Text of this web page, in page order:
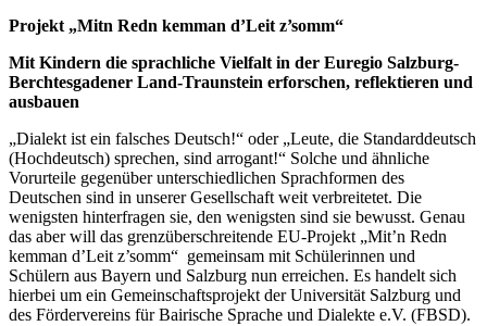
Projekt „Mitn Redn kemman d’Leit z’somm“
Mit Kindern die sprachliche Vielfalt in der Euregio Salzburg-
Berchtesgadener Land-Traunstein erforschen, reflektieren und
ausbauen
„Dialekt ist ein falsches Deutsch!“ oder „Leute, die Standarddeutsch
(Hochdeutsch) sprechen, sind arrogant!“ Solche und ähnliche
Vorurteile gegenüber unterschiedlichen Sprachformen des
Deutschen sind in unserer Gesellschaft weit verbreitetet. Die
wenigsten hinterfragen sie, den wenigsten sind sie bewusst. Genau
das aber will das grenzüberschreitende EU-Projekt „Mit’n Redn
kemman d’Leit z’somm“ gemeinsam mit Schülerinnen und
Schülern aus Bayern und Salzburg nun erreichen. Es handelt sich
hierbei um ein Gemeinschaftsprojekt der Universität Salzburg und
des Fördervereins für Bairische Sprache und Dialekte e.V. (FBSD).